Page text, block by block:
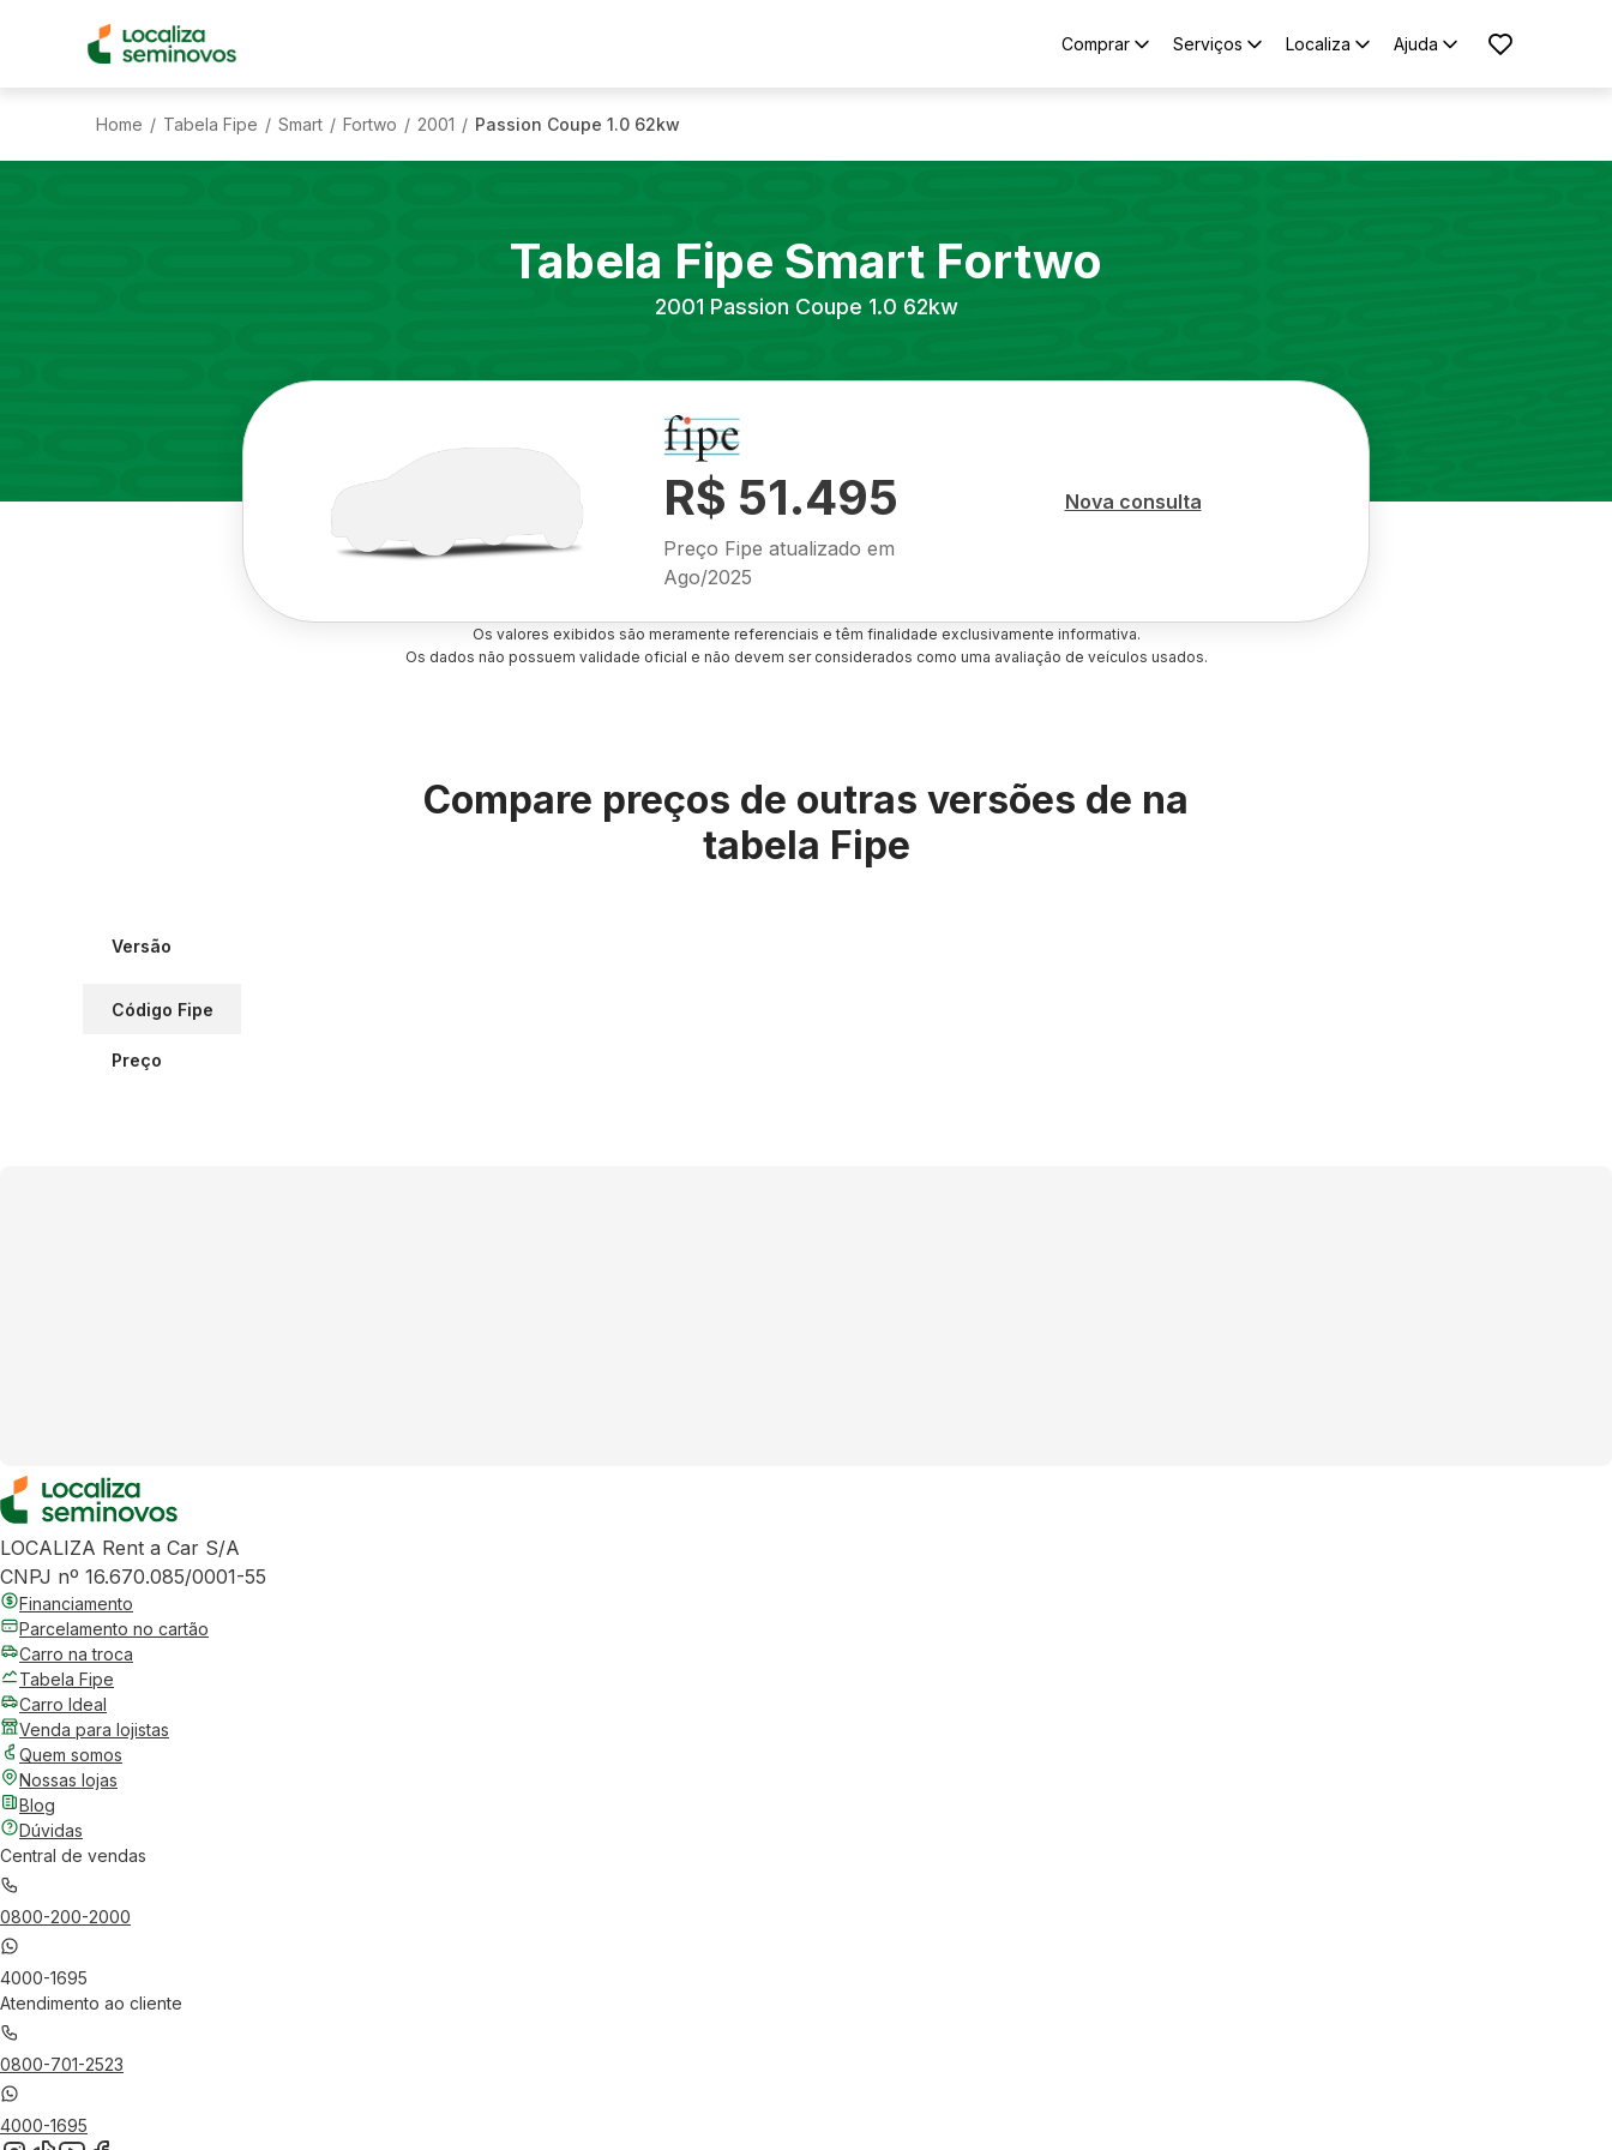
Comprar Serviços Localiza Ajuda
Home / Tabela Fipe / Smart / Fortwo / 2001 / Passion Coupe 1.0 62kw
Tabela Fipe Smart Fortwo
2001 Passion Coupe 1.0 62kw
R$ 51.495
Preço Fipe atualizado em
Ago/2025
Nova consulta
Os valores exibidos são meramente referenciais e têm finalidade exclusivamente informativa.
Os dados não possuem validade oficial e não devem ser considerados como uma avaliação de veículos usados.
Compare preços de outras versões de na
tabela Fipe
Versão
Código Fipe
Preço
LOCALIZA Rent a Car S/A
CNPJ nº 16.670.085/0001-55
Financiamento
Parcelamento no cartão
Carro na troca
Tabela Fipe
Carro Ideal
Venda para lojistas
Quem somos
Nossas lojas
Blog
Dúvidas
Central de vendas
0800-200-2000
4000-1695
Atendimento ao cliente
0800-701-2523
4000-1695